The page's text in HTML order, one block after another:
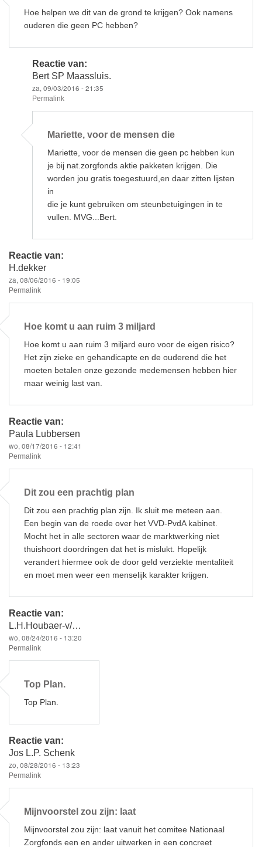
Hoe helpen we dit van de grond te krijgen? Ook namens
ouderen die geen PC hebben?
Reactie van:
Bert SP Maassluis.
za, 09/03/2016 - 21:35
Permalink
antwoord
Hoe
helpen
door
Mariëtte
Gralike
Mariette, voor de mensen die
Mariette, voor de mensen die geen pc hebben kun
je bij nat.zorgfonds aktie pakketen krijgen. Die
worden jou gratis toegestuurd,en daar zitten lijsten
in
die je kunt gebruiken om steunbetuigingen in te
vullen. MVG...Bert.
Reactie van:
H.dekker
za, 08/06/2016 - 19:05
Permalink
Hoe komt u aan ruim 3 miljard
Hoe komt u aan ruim 3 miljard euro voor de eigen risico?
Het zijn zieke en gehandicapte en de ouderend die het
moeten betalen onze gezonde medemensen hebben hier
maar weinig last van.
Reactie van:
Paula Lubbersen
wo, 08/17/2016 - 12:41
Permalink
Dit zou een prachtig plan
Dit zou een prachtig plan zijn. Ik sluit me meteen aan.
Een begin van de roede over het VVD-PvdA kabinet.
Mocht het in alle sectoren waar de marktwerking niet
thuishoort doordringen dat het is mislukt. Hopelijk
verandert hiermee ook de door geld verziekte mentaliteit
en moet men weer een menselijk karakter krijgen.
Reactie van:
L.H.Houbaer-v/…
wo, 08/24/2016 - 13:20
Permalink
Top Plan.
Top Plan.
Reactie van:
Jos L.P. Schenk
zo, 08/28/2016 - 13:23
Permalink
Mijnvoorstel zou zijn: laat
Mijnvoorstel zou zijn: laat vanuit het comitee Nationaal
Zorgfonds een en ander uitwerken in een concreet